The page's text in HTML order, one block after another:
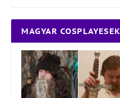
MAGYAR COSPLAYESEK